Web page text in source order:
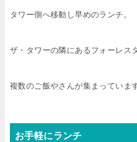
タワー側へ移動し早めのランチ。
ザ・タワーの隣にあるフォーレス
複数のご飯やさんが集まっています
お手軽にランチ